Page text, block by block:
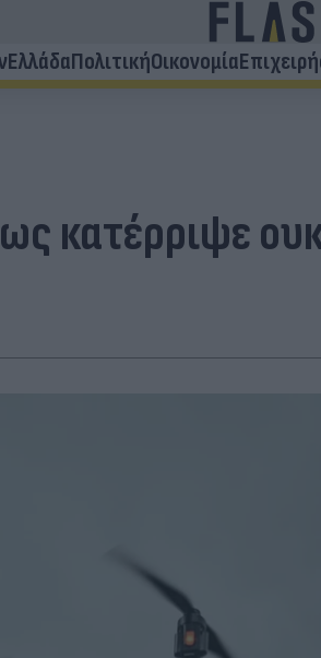
ΕλλάδαΠολιτικήΟικονομία
κατέρριψε